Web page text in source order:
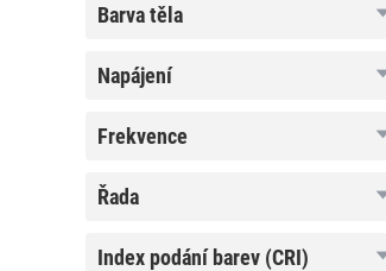
barva
barva těla
napájení
napájení
frekvence
frekvence
řada
řada
index
index podání barev (CRI)